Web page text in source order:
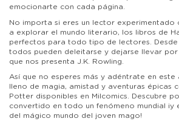
emocionarte con cada página.
No importa si eres un lector experimentado
a explorar el mundo literario, los libros de
perfectos para todo tipo de lectores. Desde
todos pueden deleitarse y dejarse llevar
que nos presenta J.K. Rowling.
Así que no esperes más y adéntrate en este
lleno de magia, amistad y aventuras épicas
Potter disponibles en Milcomics. Descubre
convertido en todo un fenómeno mundial ¡y
del mágico mundo del joven mago!